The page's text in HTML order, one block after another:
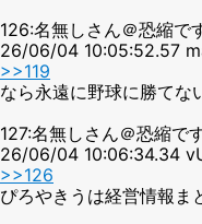
126:名無しさん＠恐縮で
26/06/04 10:05:52.57
>>119
なら永遠に野球に勝てな
127:名無しさん＠恐縮で
26/06/04 10:06:34.34
>>126
ぴろやきうは経営情報ま